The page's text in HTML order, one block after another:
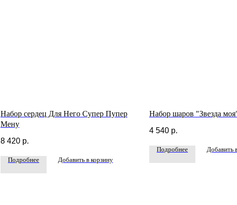
Набор сердец Для Него Супер Пупер
Мену
8 420 р.
Подробнее Добавить в корзину
Набор шаров "Звезда
4 540 р.
Подробнее Добавить